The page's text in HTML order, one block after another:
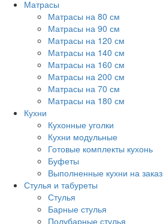
Матрасы
Матрасы на 80 см
Матрасы на 90 см
Матрасы на 120 см
Матрасы на 140 см
Матрасы на 160 см
Матрасы на 200 см
Матрасы на 70 см
Матрасы на 180 см
Кухни
Кухонные уголки
Кухни модульные
Готовые комплекты кухонь
Буфеты
Выполненные кухни на заказ
Стулья и табуреты
Стулья
Барные стулья
Полубарные стулья